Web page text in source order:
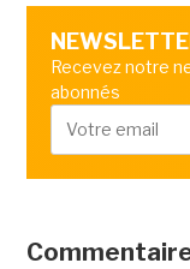
Recevez notre
abonnés